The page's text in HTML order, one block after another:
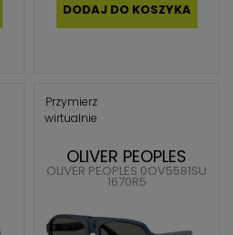
DODAJ DO KOSZYKA
Przymierz
wirtualnie
OLIVER PEOPLES
OLIVER PEOPLES 0OV5581SU
1670R5